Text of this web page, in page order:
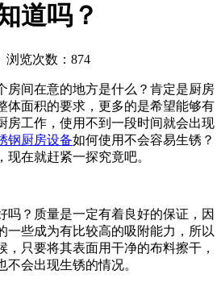
道吗？
浏览次数：874
房间在意的地方是什么？肯定是厨房
体面积的要求，更多的是希望能够有
房工作，使用不到一段时间就会出现
钢厨房设备如何使用不会容易生锈？
在就赶紧一探究竟吧。
吗？质量是一定有着良好的保证，因
一些成为有比较高的吸附能力，所以
，只要将其表面用干净的布料擦干，
会出现生锈的情况。